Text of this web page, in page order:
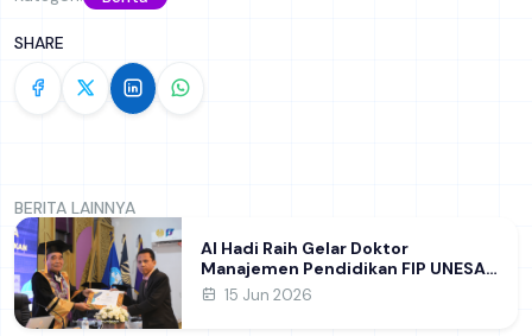
SHARE
BERITA LAINNYA
Al Hadi Raih Gelar Doktor
Manajemen Pendidikan FIP UNESA
melalui Riset Pembentukan
15 Jun 2026